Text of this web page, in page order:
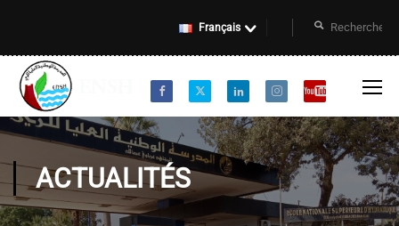
Français
ACTUALITÉS